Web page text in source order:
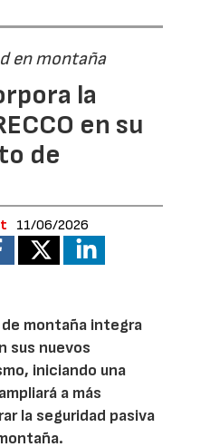
en montaña
la
en su
de
11/06/2026
montaña integra
sus nuevos
iniciando una
a más
la seguridad pasiva